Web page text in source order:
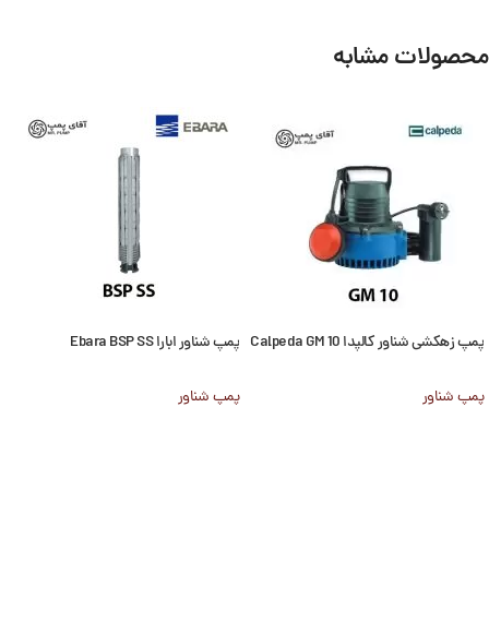
محصولات مشابه
پمپ زهکشی شناور کالپدا Calpeda GM 10
پمپ شناور
پمپ شناور ابارا Ebara BSP SS
پمپ شناور